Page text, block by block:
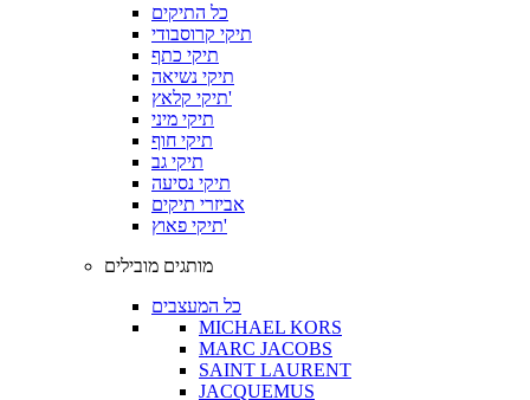
כל התיקים
תיקי קרוסבודי
תיקי כתף
תיקי נשיאה
תיקי קלאץ'
תיקי מיני
תיקי חוף
תיקי גב
תיקי נסיעה
אביזרי תיקים
תיקי פאוץ'
מותגים מובילים
כל המעצבים
MICHAEL KORS
MARC JACOBS
SAINT LAURENT
JACQUEMUS